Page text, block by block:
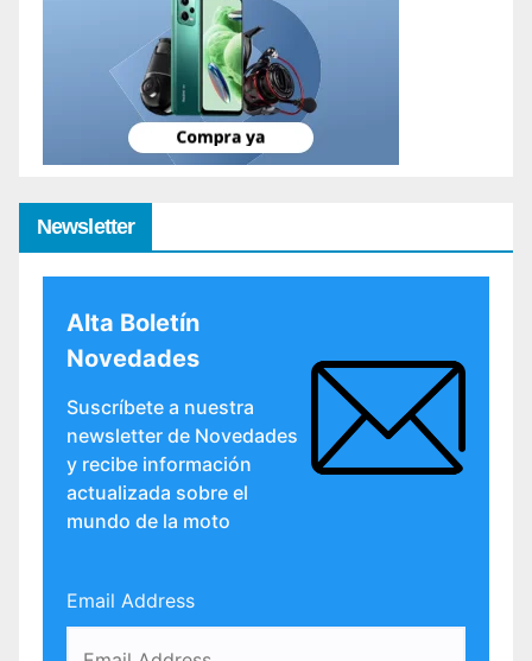
Newsletter
Alta Boletín
Novedades
Suscríbete a nuestra
newsletter de Novedades
y recibe información
actualizada sobre el
mundo de la moto
Email Address